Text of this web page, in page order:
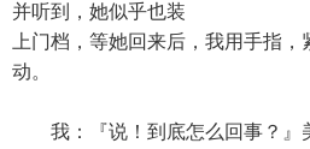
并听到，她似乎也装
上门档，等她回来后，我用手指
动。
我：『说！到底怎么回事？』